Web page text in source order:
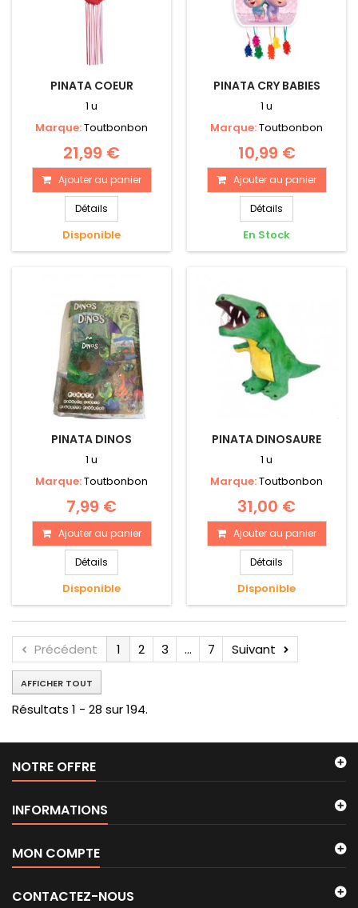
PINATA COEUR
1 u
Marque:Toutbonbon
21,99 €
Ajouter au panier
Détails
Disponible
PINATA CRY BABIES
1 u
Marque:Toutbonbon
10,99 €
Ajouter au panier
Détails
En Stock
PINATA DINOS
1 u
Marque:Toutbonbon
7,99 €
Ajouter au panier
Détails
Disponible
PINATA DINOSAURE
1 u
Marque:Toutbonbon
31,00 €
Ajouter au panier
Détails
Disponible
Précédent 1 2 3 ... 7 Suivant
AFFICHER TOUT
Résultats 1 - 28 sur 194.
NOTRE OFFRE
INFORMATIONS
MON COMPTE
CONTACTEZ-NOUS